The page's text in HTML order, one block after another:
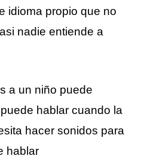
idioma propio que no
nadie entiende a
a un niño puede
hablar cuando la
hacer sonidos para
hablar